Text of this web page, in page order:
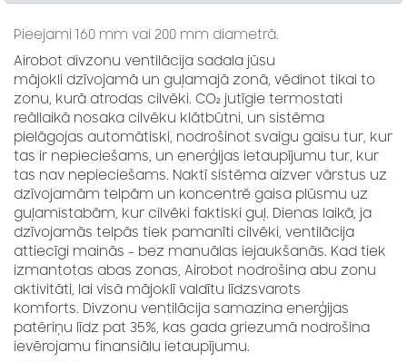
Pieejami 160 mm vai 200 mm diametrā.
Airobot divzonu ventilācija sadala jūsu
mājokli dzīvojamā un guļamajā zonā, vēdinot tikai to
zonu, kurā atrodas cilvēki. CO₂ jutīgie termostati
reāllaikā nosaka cilvēku klātbūtni, un sistēma
pielāgojas automātiski, nodrošinot svaigu gaisu tur, kur
tas ir nepieciešams, un enerģijas ietaupījumu tur, kur
tas nav nepieciešams. Naktī sistēma aizver vārstus uz
dzīvojamām telpām un koncentrē gaisa plūsmu uz
guļamistabām, kur cilvēki faktiski guļ. Dienas laikā, ja
dzīvojamās telpās tiek pamanīti cilvēki, ventilācija
attiecīgi mainās - bez manuālas iejaukšanās. Kad tiek
izmantotas abas zonas, Airobot nodrošina abu zonu
aktivitāti, lai visā mājoklī valdītu līdzsvarots
komforts. Divzonu ventilācija samazina enerģijas
patēriņu līdz pat 35%, kas gada griezumā nodrošina
ievērojamu finansiālu ietaupījumu.